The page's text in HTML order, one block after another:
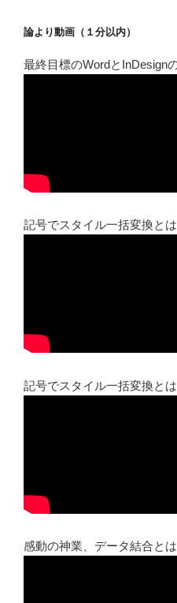
論より動画（１分以内）
最終目標のWordとInDesign
記号でスタイル一括変換と
記号でスタイル一括変換と
感動の神業、データ結合と